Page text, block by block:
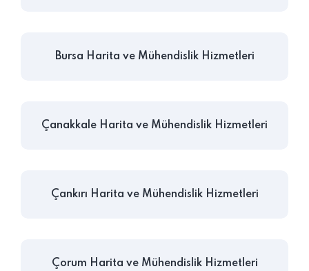
Bursa Harita ve Mühendislik Hizmetleri
Çanakkale Harita ve Mühendislik Hizmetleri
Çankırı Harita ve Mühendislik Hizmetleri
Çorum Harita ve Mühendislik Hizmetleri